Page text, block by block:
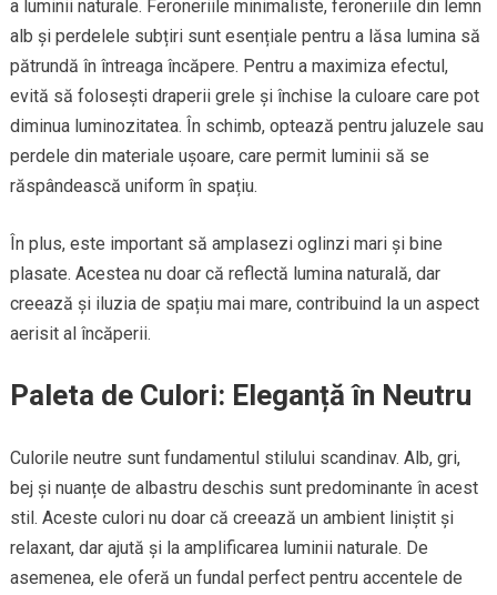
a luminii naturale. Feroneriile minimaliste, feroneriile din lemn
alb și perdelele subțiri sunt esențiale pentru a lăsa lumina să
pătrundă în întreaga încăpere. Pentru a maximiza efectul,
evită să folosești draperii grele și închise la culoare care pot
diminua luminozitatea. În schimb, optează pentru jaluzele sau
perdele din materiale ușoare, care permit luminii să se
răspândească uniform în spațiu.
În plus, este important să amplasezi oglinzi mari și bine
plasate. Acestea nu doar că reflectă lumina naturală, dar
creează și iluzia de spațiu mai mare, contribuind la un aspect
aerisit al încăperii.
Paleta de Culori: Eleganță în Neutru
Culorile neutre sunt fundamentul stilului scandinav. Alb, gri,
bej și nuanțe de albastru deschis sunt predominante în acest
stil. Aceste culori nu doar că creează un ambient liniștit și
relaxant, dar ajută și la amplificarea luminii naturale. De
asemenea, ele oferă un fundal perfect pentru accentele de